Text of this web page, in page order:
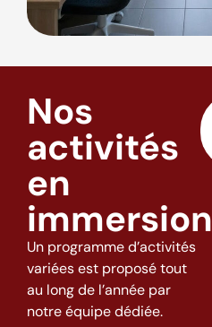
Nos
activités
en
immersion
Un programme d’activités
variées est proposé tout
au long de l’année par
notre équipe dédiée.